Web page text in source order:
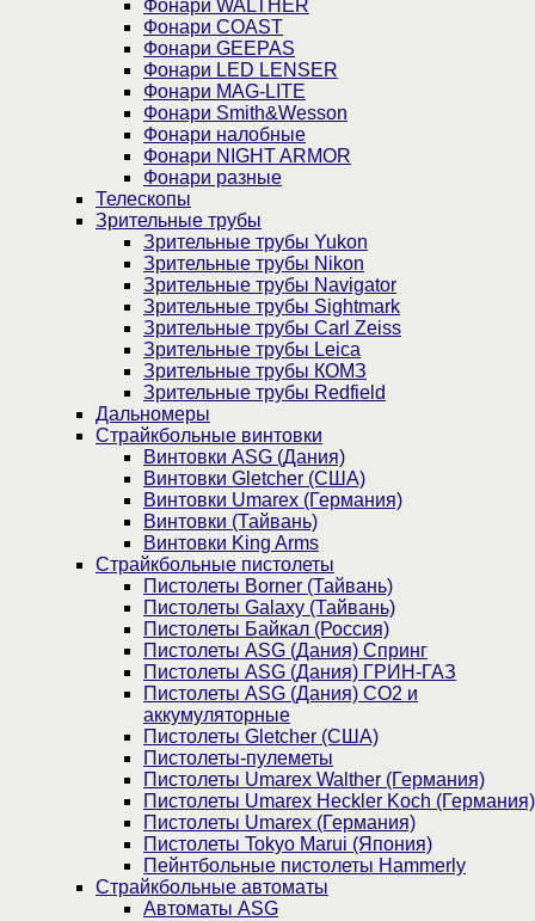
Фонари WALTHER
Фонари COAST
Фонари GEEPAS
Фонари LED LENSER
Фонари MAG-LITE
Фонари Smith&Wesson
Фонари налобные
Фонари NIGHT ARMOR
Фонари разные
Телескопы
Зрительные трубы
Зрительные трубы Yukon
Зрительные трубы Nikon
Зрительные трубы Navigator
Зрительные трубы Sightmark
Зрительные трубы Carl Zeiss
Зрительные трубы Leica
Зрительные трубы КОМЗ
Зрительные трубы Redfield
Дальномеры
Страйкбольные винтовки
Винтовки ASG (Дания)
Винтовки Gletcher (США)
Винтовки Umarex (Германия)
Винтовки (Тайвань)
Винтовки King Arms
Страйкбольные пистолеты
Пистолеты Borner (Тайвань)
Пистолеты Galaxy (Тайвань)
Пистолеты Байкал (Россия)
Пистолеты ASG (Дания) Спринг
Пистолеты ASG (Дания) ГРИН-ГАЗ
Пистолеты ASG (Дания) CO2 и
аккумуляторные
Пистолеты Gletcher (США)
Пистолеты-пулеметы
Пистолеты Umarex Walther (Германия)
Пистолеты Umarex Heckler Koch (Германия)
Пистолеты Umarex (Германия)
Пистолеты Tokyo Marui (Япония)
Пейнтбольные пистолеты Hammerly
Страйкбольные автоматы
Автоматы ASG